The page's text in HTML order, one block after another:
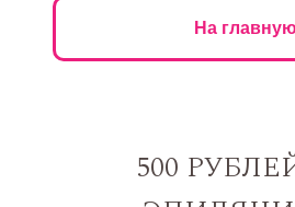
На главную
500